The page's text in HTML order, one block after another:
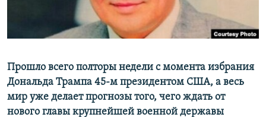
Прошло всего полторы недели с момента избрания
Дональда Трампа 45-м президентом США, а весь
мир уже делает прогнозы того, чего ждать от
нового главы крупнейшей военной державы